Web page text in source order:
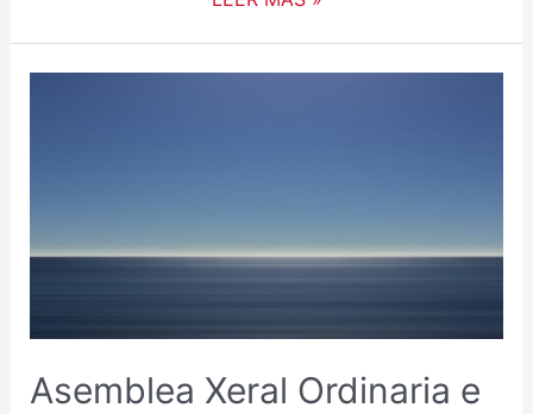
Asemblea Xeral Ordinaria e